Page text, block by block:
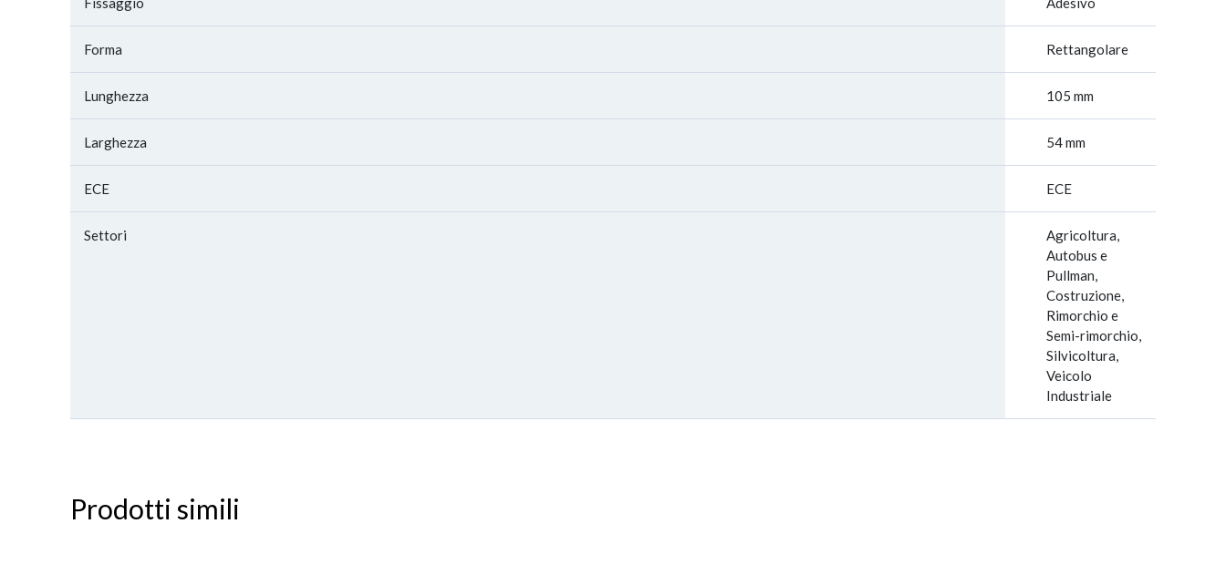
Forma Rettangolare
Lunghezza 105 mm
Larghezza 54 mm
ECE ECE
Settori
Agricoltura,
Autobus e
Pullman,
Costruzione,
Rimorchio e
Semi-rimorchio,
Silvicoltura,
Veicolo
Industriale
Prodotti simili